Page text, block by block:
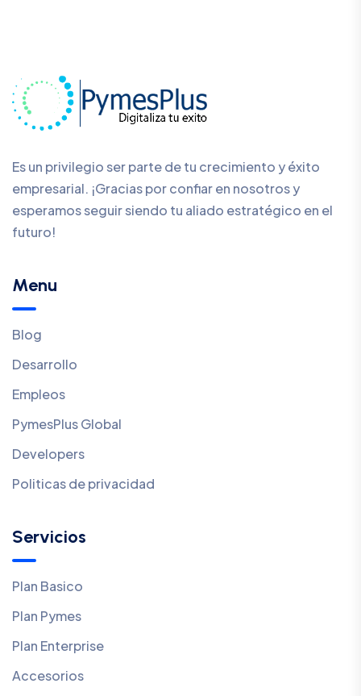
Es un privilegio ser parte de tu crecimiento y éxito
empresarial. ¡Gracias por confiar en nosotros y
esperamos seguir siendo tu aliado estratégico en el
futuro!
Menu
Blog
Desarrollo
Empleos
PymesPlus Global
Developers
Politicas de privacidad
Servicios
Plan Basico
Plan Pymes
Plan Enterprise
Accesorios